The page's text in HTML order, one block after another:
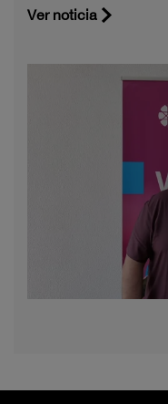
Ver noticia